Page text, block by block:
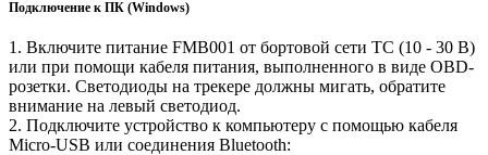
Подключение к ПК (Windows)
1. Включите питание FMB001 от бортовой сети ТС (10 - 30 В)
или при помощи кабеля питания, выполненного в виде OBD-
розетки. Светодиоды на трекере должны мигать, обратите
внимание на левый светодиод.
2. Подключите устройство к компьютеру с помощью кабеля
Micro-USB или соединения Bluetooth: